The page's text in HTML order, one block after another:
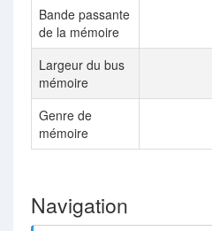
Bande passante
de la mémoire
Largeur du bus
mémoire
Genre de
mémoire
Navigation